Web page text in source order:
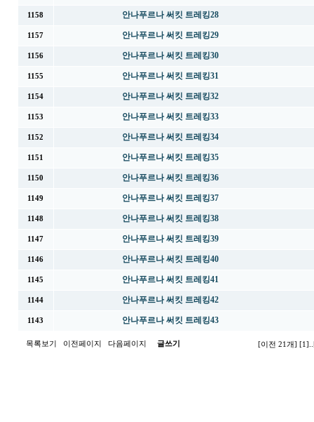
1158 안나푸르나 써킷 트레킹28
1157 안나푸르나 써킷 트레킹29
1156 안나푸르나 써킷 트레킹30
1155 안나푸르나 써킷 트레킹31
1154 안나푸르나 써킷 트레킹32
1153 안나푸르나 써킷 트레킹33
1152 안나푸르나 써킷 트레킹34
1151 안나푸르나 써킷 트레킹35
1150 안나푸르나 써킷 트레킹36
1149 안나푸르나 써킷 트레킹37
1148 안나푸르나 써킷 트레킹38
1147 안나푸르나 써킷 트레킹39
1146 안나푸르나 써킷 트레킹40
1145 안나푸르나 써킷 트레킹41
1144 안나푸르나 써킷 트레킹42
1143 안나푸르나 써킷 트레킹43
목록보기 이전페이지 다음페이지 글쓰기 [이전 21개] [1]